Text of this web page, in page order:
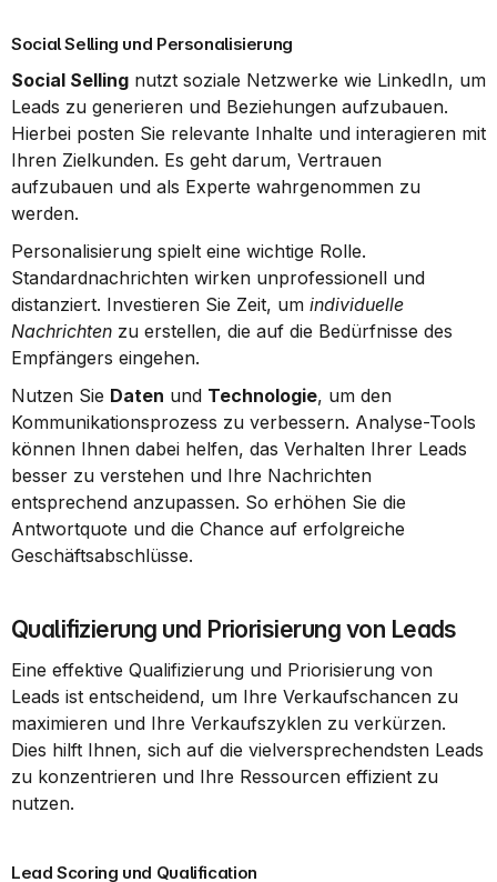
Social Selling und Personalisierung
Social Selling nutzt soziale Netzwerke wie LinkedIn, um
Leads zu generieren und Beziehungen aufzubauen.
Hierbei posten Sie relevante Inhalte und interagieren mit
Ihren Zielkunden. Es geht darum, Vertrauen
aufzubauen und als Experte wahrgenommen zu
werden.
Personalisierung spielt eine wichtige Rolle.
Standardnachrichten wirken unprofessionell und
distanziert. Investieren Sie Zeit, um individuelle
Nachrichten zu erstellen, die auf die Bedürfnisse des
Empfängers eingehen.
Nutzen Sie Daten und Technologie, um den
Kommunikationsprozess zu verbessern. Analyse-Tools
können Ihnen dabei helfen, das Verhalten Ihrer Leads
besser zu verstehen und Ihre Nachrichten
entsprechend anzupassen. So erhöhen Sie die
Antwortquote und die Chance auf erfolgreiche
Geschäftsabschlüsse.
Qualifizierung und Priorisierung von Leads
Eine effektive Qualifizierung und Priorisierung von
Leads ist entscheidend, um Ihre Verkaufschancen zu
maximieren und Ihre Verkaufszyklen zu verkürzen.
Dies hilft Ihnen, sich auf die vielversprechendsten Leads
zu konzentrieren und Ihre Ressourcen effizient zu
nutzen.
Lead Scoring und Qualification